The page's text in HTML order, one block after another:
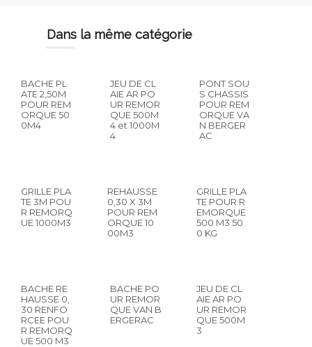
dans la même catégorie
BACHE PL
ATE 2,50M
POUR REM
ORQUE 50
0M4
JEU DE CL
AIE AR PO
UR REMOR
QUE 500M
4 et 1000M
4
PONT SOU
S CHASSIS
POUR REM
ORQUE VA
N BERGER
AC
GRILLE PLA
TE 3M POU
R REMORQ
UE 1000M3
REHAUSSE
0,30 X 3M
POUR REM
ORQUE 10
00M3
GRILLE PLA
TE POUR R
EMORQUE
500 M3 50
0 KG
BACHE RE
HAUSSE 0,
30 RENFO
RCEE POU
R REMORQ
UE 500 M3
BACHE PO
UR REMOR
QUE VAN B
ERGERAC
JEU DE CL
AIE AR PO
UR REMOR
QUE 500M
3